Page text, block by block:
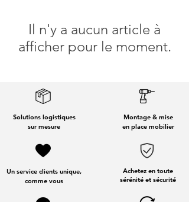
Il n'y a aucun article à
afficher pour le moment.
Solutions logistiques
sur mesure
Un service clients unique,
comme vous
Montage & mise
en place mobilier
Achetez en toute
sérénité et sécurité